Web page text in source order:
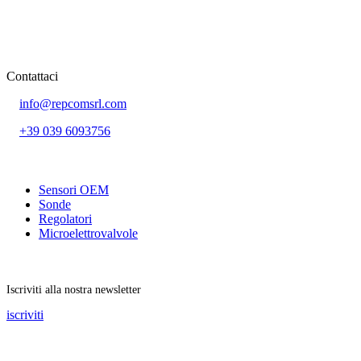
Contattaci
info@repcomsrl.com
+39 039 6093756
Sensori OEM
Sonde
Regolatori
Microelettrovalvole
Iscriviti alla nostra newsletter
iscriviti